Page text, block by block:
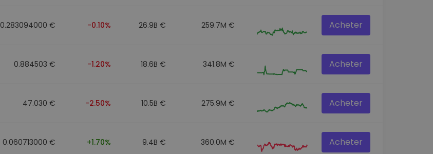
0.283094000 € -0.10% 26.9B € 259.7M € Acheter
0.884503 € -1.20% 18.6B € 341.8M € Acheter
47.030 € -2.50% 10.5B € 275.9M € Acheter
0.060713000 € +1.70% 9.4B € 360.0M € Acheter